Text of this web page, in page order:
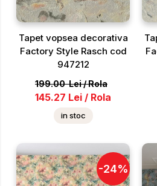
Tapet vopsea decorativa
Factory Style Rasch cod
947212
199.00 Lei/Rola
145.27 Lei / Rola
in stoc
-24%